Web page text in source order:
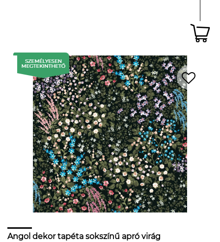
Angol dekor tapéta sokszínű apró virág